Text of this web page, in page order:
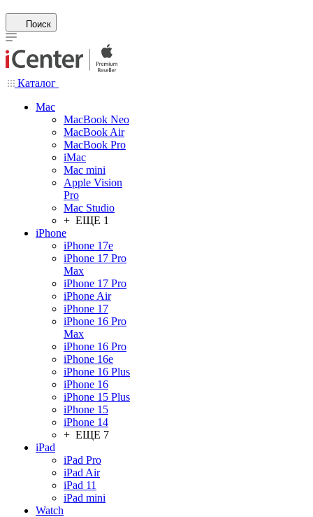
Поиск
Каталог
Mac
MacBook Neo
MacBook Air
MacBook Pro
iMac
Mac mini
Apple Vision
Pro
Mac Studio
+ ЕЩЕ 1
iPhone
iPhone 17e
iPhone 17 Pro
Max
iPhone 17 Pro
iPhone Air
iPhone 17
iPhone 16 Pro
Max
iPhone 16 Pro
iPhone 16e
iPhone 16 Plus
iPhone 16
iPhone 15 Plus
iPhone 15
iPhone 14
+ ЕЩЕ 7
iPad
iPad Pro
iPad Air
iPad 11
iPad mini
Watch